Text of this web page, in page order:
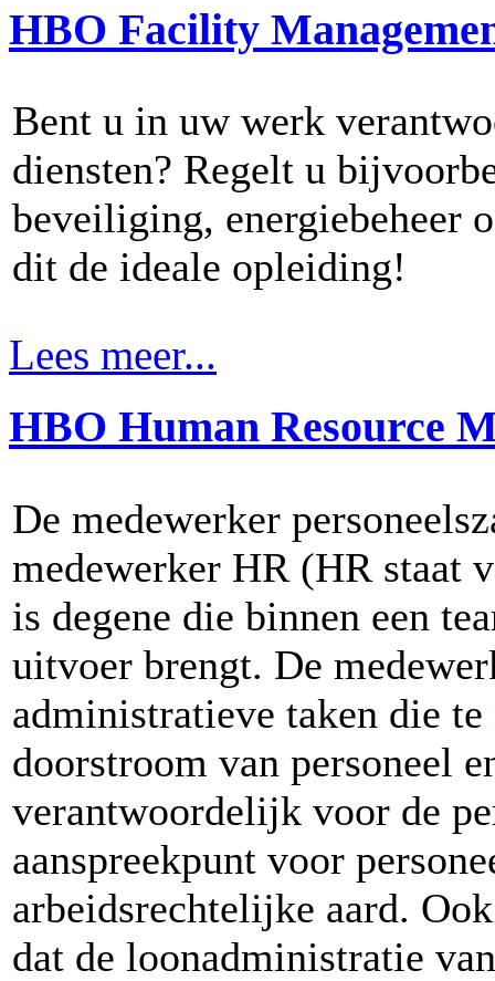
HBO Facility
Bent u in uw werk
diensten? Regelt u
beveiliging, energiebeheer
dit de ideale opleiding!
Lees meer...
HBO Human Resource
De medewerker
medewerker HR (HR staat
is degene die binnen een
uitvoer brengt. De
administratieve taken die
doorstroom van personeel
verantwoordelijk voor de
aanspreekpunt voor
arbeidsrechtelijke aard.
dat de loonadministratie